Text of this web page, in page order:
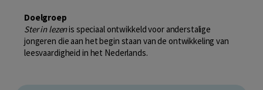
Doelgroep
Ster in lezenis speciaal ontwikkeld voor anderstalige
jongeren die aan het begin staan van de ontwikkeling van
leesvaardigheid in het Nederlands.